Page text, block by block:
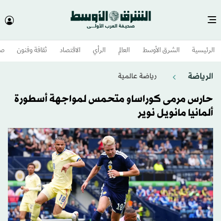
الرئيسية الشرق الأوسط​ العالم الرأي الاقتصاد ثقافة وفنون
الرياضة رياضة عالمية
حارس مرمى كوراساو متحمس لمواجهة أسطورة
ألمانيا مانويل نوير